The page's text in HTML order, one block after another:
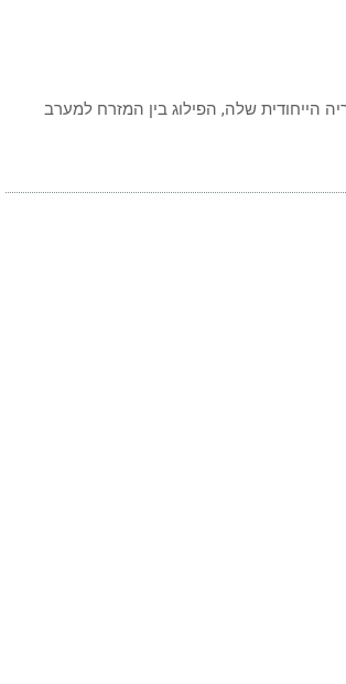
הייחודית שלה, הפילוג בין המזרח למערב